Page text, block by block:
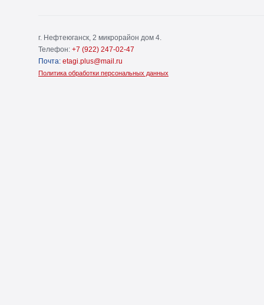
г. Нефтеюганск, 2 микрорайон дом 4.
Телефон: +7 (922) 247-02-47
Почта: etagi.plus@mail.ru
Политика обработки персональных данных